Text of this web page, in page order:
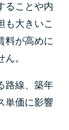
ることや内
も大きいこ
料が高めに
。
路線、築年
単価に影響